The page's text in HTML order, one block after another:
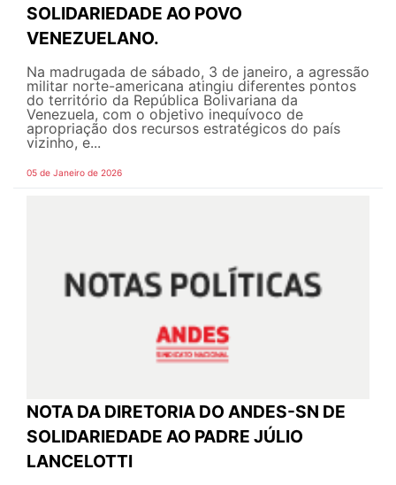
SOLIDARIEDADE AO POVO
VENEZUELANO.
Na madrugada de sábado, 3 de janeiro, a agressão
militar norte-americana atingiu diferentes pontos
do território da República Bolivariana da
Venezuela, com o objetivo inequívoco de
apropriação dos recursos estratégicos do país
vizinho, e...
05 de Janeiro de 2026
NOTA DA DIRETORIA DO ANDES-SN DE
SOLIDARIEDADE AO PADRE JÚLIO
LANCELOTTI